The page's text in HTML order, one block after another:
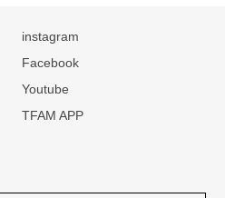
instagram
Facebook
Youtube
TFAM APP